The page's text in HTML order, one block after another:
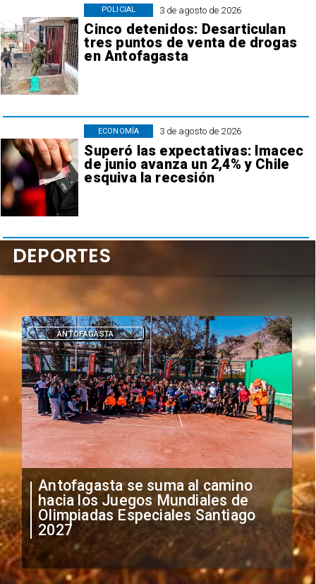
3 de agosto de 2026
Cinco detenidos: Desarticulan
tres puntos de venta de drogas
en Antofagasta
POLICIAL
3 de agosto de 2026
Superó las expectativas: Imacec
de junio avanza un 2,4% y Chile
esquiva la recesión
ECONOMÍA
"Falta de profesionalismo": Sifup
anuncia medidas por situación
irregular de futbolistas
extranjeros
DEPORTES
DEPORTES